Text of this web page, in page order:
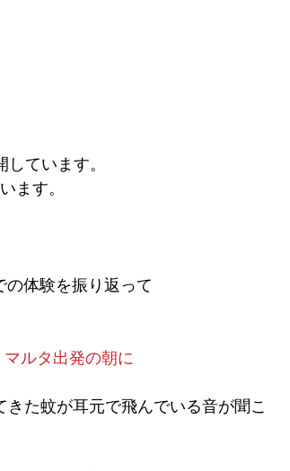
ています。
ます。
体験を振り返って
ルタ出発の朝に
た蚊が耳元で飛んでいる音が聞こ